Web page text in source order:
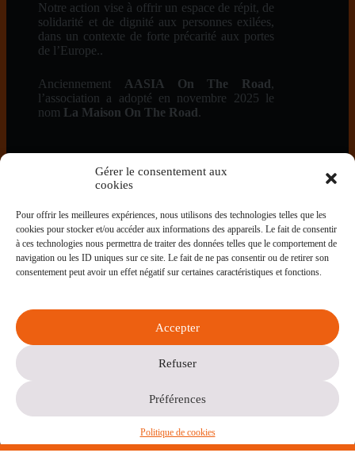
Gérer le consentement aux
cookies
Pour offrir les meilleures expériences, nous utilisons des technologies telles que les
cookies pour stocker et/ou accéder aux informations des appareils. Le fait de consentir
à ces technologies nous permettra de traiter des données telles que le comportement de
navigation ou les ID uniques sur ce site. Le fait de ne pas consentir ou de retirer son
consentement peut avoir un effet négatif sur certaines caractéristiques et fonctions.
Accepter
Refuser
Préférences
Politique de cookies
Notre action vise à offrir un espace de répit, de
solidarité et de dignité aux personnes exilées,
dans un contexte de forte précarité aux portes
de l’Europe..
Anciennement AASIA On The Road,
l’association a adopté en novembre 2025 le
nom La Maison On The Road.
Adresse
33240 Saint-André de Cubzac,
FRANCE
Email:
contact@lamaison-ontheroad.org
Politique de confidentialité